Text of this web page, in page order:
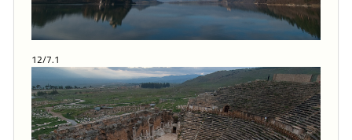
12/7.1